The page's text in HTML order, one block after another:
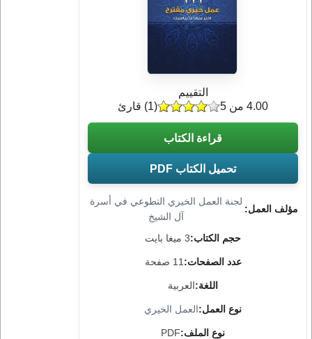
مؤلف العمل:
لجنة العمل الخيري التطوعي في أسرة
آل الشيخ
حجم الكتاب:3 ميغا بايت
عدد الصفحات: 11 صفحة
اللغة:العربية
نوع العمل:العمل الخيري
نوع الملف:PDF
التقييم
(
1) قارئ 4.00 من 5
قراءة الكتاب
تحميل الكتاب PDF